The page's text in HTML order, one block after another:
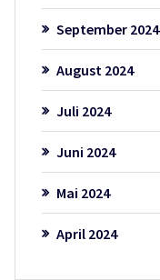
September 2024
August 2024
Juli 2024
Juni 2024
Mai 2024
April 2024